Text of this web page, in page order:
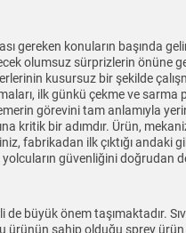
konuların başında
olumsuz sürprizlerin önüne
kusursuz bir şekilde
ilk günkü çekme ve sarma
görevini tam anlamıyla
kritik bir adımdır. Ürün,
fabrikadan ilk çıktığı andaki
güvenliğini doğrudan
önem taşımaktadır.
sahip olduğu sprey